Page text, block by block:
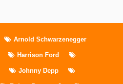
Arnold Schwarzenegger
Harrison Ford
Johnny Depp